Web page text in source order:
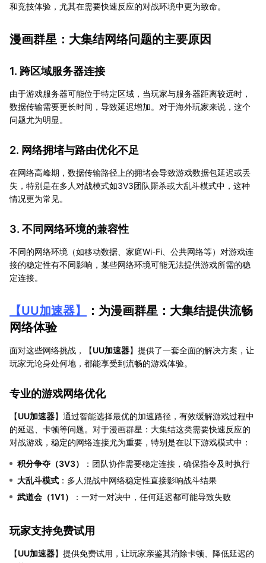
和竞技体验，尤其在需要快速反应的对战环境中更为致命。
漫画群星：大集结网络问题的主要原因
1. 跨区域服务器连接
由于游戏服务器可能位于特定区域，当玩家与服务器距离较远时，
数据传输需要更长时间，导致延迟增加。对于海外玩家来说，这个
问题尤为明显。
2. 网络拥堵与路由优化不足
在网络高峰期，数据传输路径上的拥堵会导致游戏数据包延迟或丢
失，特别是在多人对战模式如3V3团队厮杀或大乱斗模式中，这种
情况更为常见。
3. 不同网络环境的兼容性
不同的网络环境（如移动数据、家庭Wi-Fi、公共网络等）对游戏连
接的稳定性有不同影响，某些网络环境可能无法提供游戏所需的稳
定连接。
【UU加速器】
：为漫画群星：大集结提供流畅
网络体验
面对这些网络挑战，【UU加速器】提供了一套全面的解决方案，让
玩家无论身处何地，都能享受到流畅的游戏体验。
专业的游戏网络优化
【UU加速器】通过智能选择最优的加速路径，有效缓解游戏过程中
的延迟、卡顿等问题。对于漫画群星：大集结这类需要快速反应的
对战游戏，稳定的网络连接尤为重要，特别是在以下游戏模式中：
积分争夺（3V3）
：团队协作需要稳定连接，确保指令及时执行
大乱斗模式 ：多人混战中网络稳定性直接影响战斗结果
武道会（1V1）
：一对一对决中，任何延迟都可能导致失败
玩家支持免费试用
【UU加速器】提供免费试用，让玩家亲鉴其消除卡顿、降低延迟的